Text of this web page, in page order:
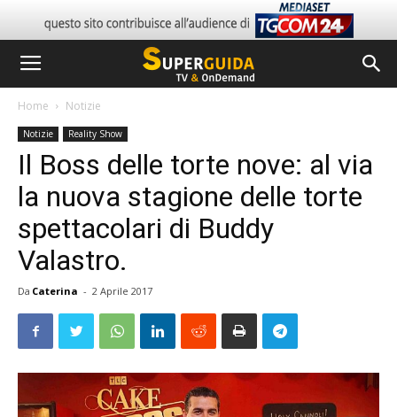
Home Notizie
Notizie Reality Show
Il Boss delle torte nove: al via
la nuova stagione delle torte
spettacolari di Buddy
Valastro.
Da Caterina - 2 Aprile 2017